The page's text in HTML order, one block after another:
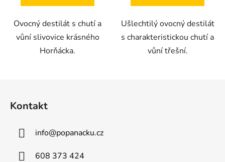
Ovocný destilát s chutí a
vůní slivovice krásného
Horňácka.
Ušlechtilý ovocný destilát
s charakteristickou chutí a
vůní třešní.
Kontakt
info@popanacku.cz
608 373 424